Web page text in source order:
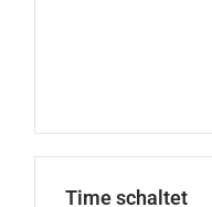
Time schaltet